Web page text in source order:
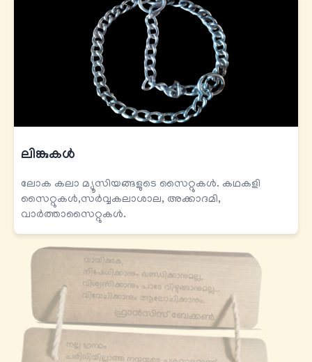
ലിങ്കുകള്‍
ലോക കലാ മ്യൂസിയങ്ങളുടെ സൈറ്റുകൾ. കഥകളി
സൈറ്റുകൾ,സർവ്വകലാശാല, അക്കാദമി,
വാർത്താസൈറ്റുകൾ.